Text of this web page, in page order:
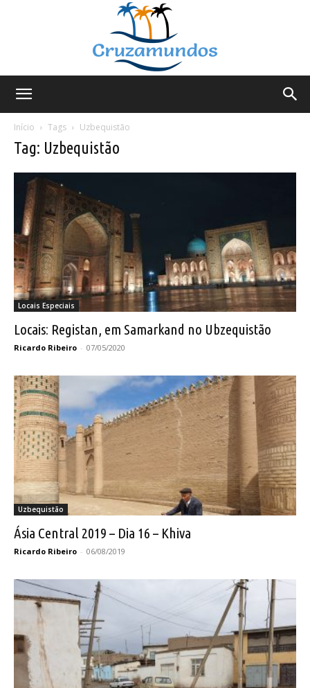
Início
Tags Uzbequistão
Tag: Uzbequistão
Locais Especiais
Locais: Registan, em Samarkand no Ubzequistão
Ricardo Ribeiro - 07/05/2020
Uzbequistão
Ásia Central 2019 – Dia 16 – Khiva
Ricardo Ribeiro - 06/08/2019